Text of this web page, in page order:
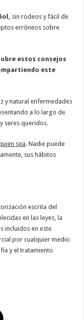
sin rodeos y fácil de
erróneos sobre
estos consejos
este
y natural enfermedades
a lo largo de
seres queridos.
sea. Nadie puede
sus hábitos
escrita del
en las leyes, la
incluidos en este
por cualquier medio
y el tratamiento